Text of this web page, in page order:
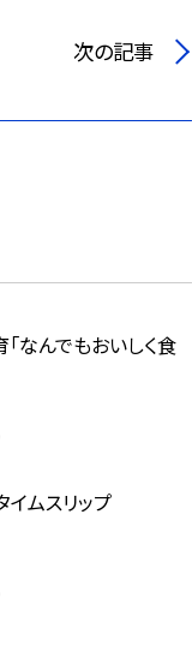
次の記事
「なんでもおいしく食
ムスリップ